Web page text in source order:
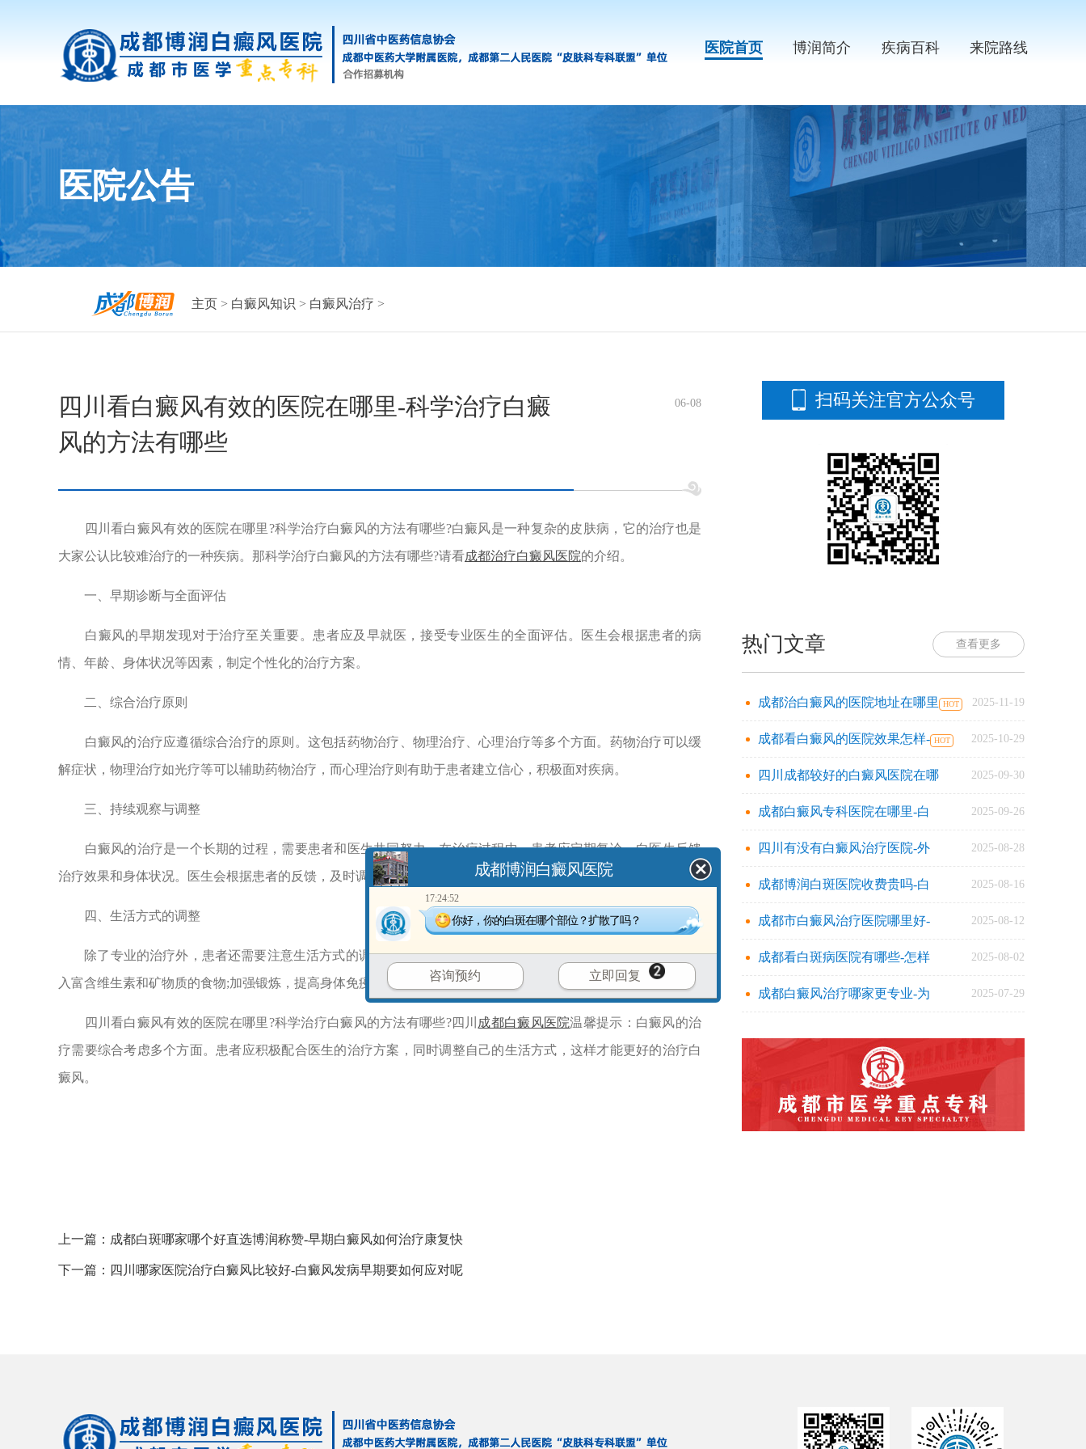
医院首页 博润简介 疾病百科 来院路线
医院公告
主页 > 白癜风知识 > 白癜风治疗 >
四川看白癜风有效的医院在哪里-科学治疗白癜
风的方法有哪些
06-08
四川看白癜风有效的医院在哪里?科学治疗白癜风的方法有哪些?白癜风是一种复杂的皮肤病，它的治疗也是
大家公认比较难治疗的一种疾病。那科学治疗白癜风的方法有哪些?请看成都治疗白癜风医院的介绍。
一、早期诊断与全面评估
白癜风的早期发现对于治疗至关重要。患者应及早就医，接受专业医生的全面评估。医生会根据患者的病
情、年龄、身体状况等因素，制定个性化的治疗方案。
二、综合治疗原则
白癜风的治疗应遵循综合治疗的原则。这包括药物治疗、物理治疗、心理治疗等多个方面。药物治疗可以缓
解症状，物理治疗如光疗等可以辅助药物治疗，而心理治疗则有助于患者建立信心，积极面对疾病。
三、持续观察与调整
白癜风的治疗是一个长期的过程，需要患者和医生共同努力。在治疗过程中，患者应定期复诊，向医生反馈
治疗效果和身体状况。医生会根据患者的反馈，及时调整治疗方案，确保治疗效果更大化。
四、生活方式的调整
除了专业的治疗外，患者还需要注意生活方式的调整。保持良好的作息习惯，避免过度劳累;合理饮食，多摄
入富含维生素和矿物质的食物;加强锻炼，提高身体免疫力等。
四川看白癜风有效的医院在哪里?科学治疗白癜风的方法有哪些?四川 成都白癜风医院温馨提示：白癜风的治
疗需要综合考虑多个方面。患者应积极配合医生的治疗方案，同时调整自己的生活方式，这样才能更好的治疗白
癜风。
上一篇： 成都白斑哪家哪个好直选博润称赞-早期白癜风如何治疗康复快
下一篇： 四川哪家医院治疗白癜风比较好-白癜风发病早期要如何应对呢
扫码关注官方公众号
热门文章 查看更多
成都治白癜风的医院地址在哪里 2025-11-19
成都看白癜风的医院效果怎样- 2025-10-29
四川成都较好的白癜风医院在哪 2025-09-30
成都白癜风专科医院在哪里-白 2025-09-26
四川有没有白癜风治疗医院-外 2025-08-28
成都博润白斑医院收费贵吗-白 2025-08-16
成都市白癜风治疗医院哪里好- 2025-08-12
成都看白斑病医院有哪些-怎样 2025-08-02
成都白癜风治疗哪家更专业-为 2025-07-29
成都博润白癜风医院
17:24:52
你好，你的白斑在哪个部位？扩散了吗？
咨询预约 立即回复